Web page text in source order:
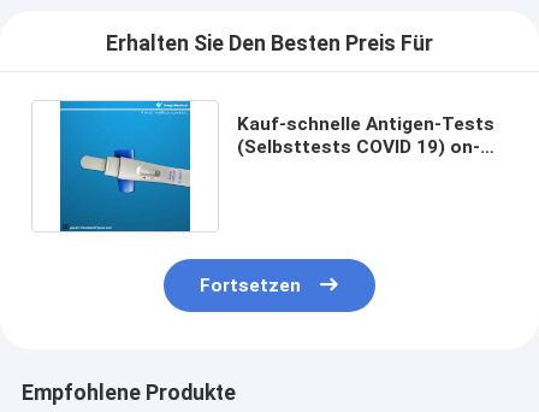
Erhalten Sie Den Besten Preis Für
Kauf-schnelle Antigen-Tests
(Selbsttests COVID 19) on-
Fortsetzen
Empfohlene Produkte